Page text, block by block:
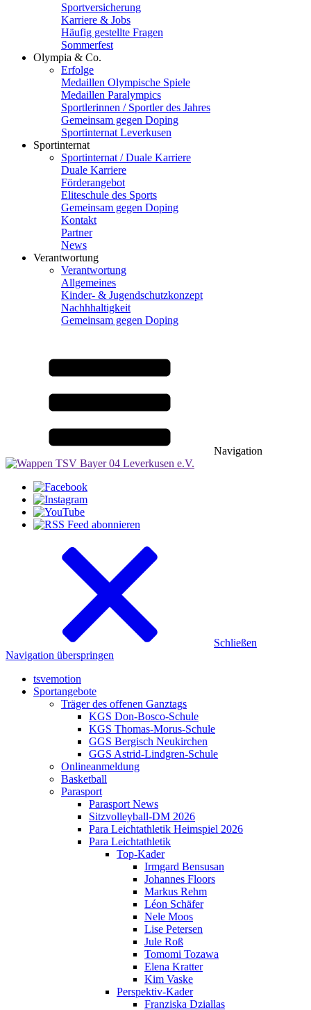
Sportversicherung
Karriere & Jobs
Häufig gestellte Fragen
Sommerfest
Olympia & Co.
Erfolge
Medaillen Olympische Spiele
Medaillen Paralympics
Sportlerinnen / Sportler des Jahres
Gemeinsam gegen Doping
Sportinternat Leverkusen
Sportinternat
Sportinternat / Duale Karriere
Duale Karriere
Förderangebot
Eliteschule des Sports
Gemeinsam gegen Doping
Kontakt
Partner
News
Verantwortung
Verantwortung
Allgemeines
Kinder- & Jugendschutzkonzept
Nachhhaltigkeit
Gemeinsam gegen Doping
Navigation
Schließen
Navigation überspringen
tsvemotion
Sportangebote
Träger des offenen Ganztags
KGS Don-Bosco-Schule
KGS Thomas-Morus-Schule
GGS Bergisch Neukirchen
GGS Astrid-Lindgren-Schule
Onlineanmeldung
Basketball
Parasport
Parasport News
Sitzvolleyball-DM 2026
Para Leichtathletik Heimspiel 2026
Para Leichtathletik
Top-Kader
Irmgard Bensusan
Johannes Floors
Markus Rehm
Léon Schäfer
Nele Moos
Lise Petersen
Jule Roß
Tomomi Tozawa
Elena Kratter
Kim Vaske
Perspektiv-Kader
Franziska Dziallas